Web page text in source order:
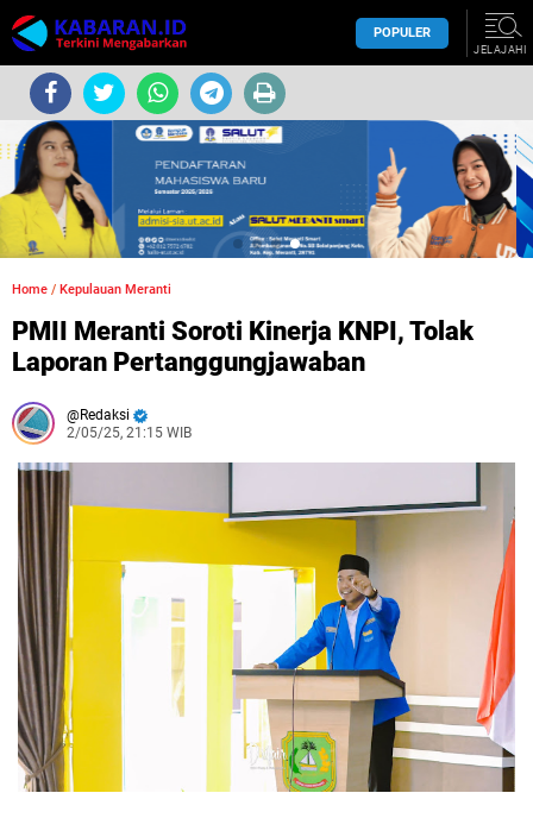
POPULER
JELAJAHI
Home / Kepulauan Meranti
PMII Meranti Soroti Kinerja KNPI, Tolak
Laporan Pertanggungjawaban
Redaksi
2/05/25, 21:15 WIB